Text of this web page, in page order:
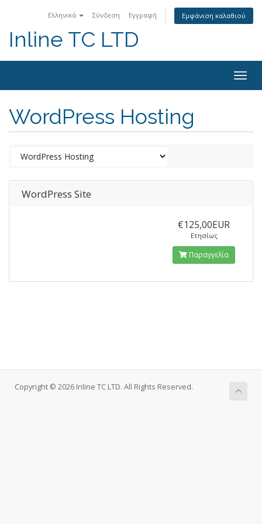
Ελληνικά Σύνδεση Εγγραφή Εμφάνιση καλαθιού
Inline TC LTD
WordPress Hosting
WordPress Site
€125,00EUR
Ετησίως
Παραγγελία
Copyright © 2026 Inline TC LTD. All Rights Reserved.